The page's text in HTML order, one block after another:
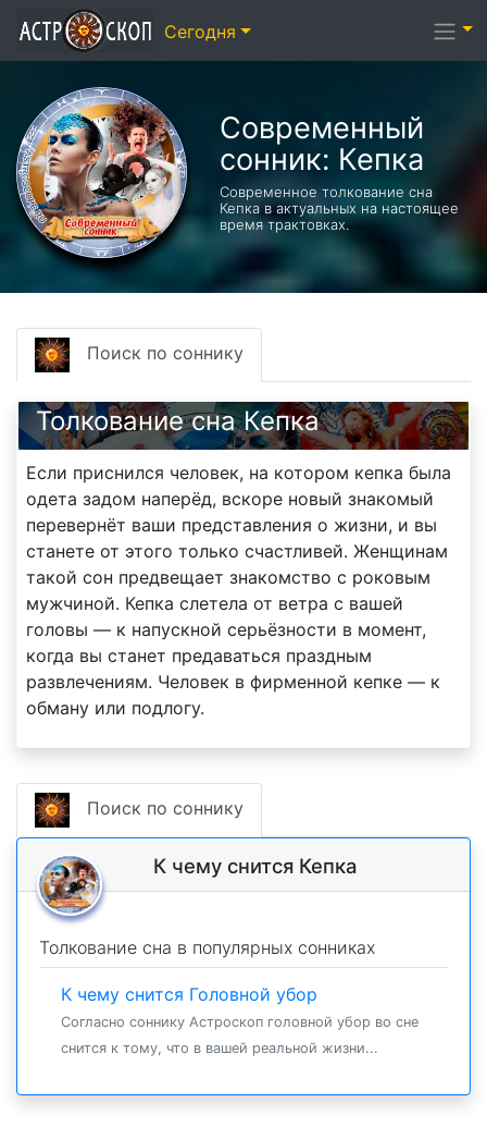
Современный
сонник: Кепка
Современное толкование сна
Кепка в актуальных на настоящее
время трактовках.
Поиск по соннику
Толкование сна Кепка
Если приснился человек, на котором кепка была
одета задом наперёд, вскоре новый знакомый
перевернёт ваши представления о жизни, и вы
станете от этого только счастливей. Женщинам
такой сон предвещает знакомство с роковым
мужчиной. Кепка слетела от ветра с вашей
головы — к напускной серьёзности в момент,
когда вы станет предаваться праздным
развлечениям. Человек в фирменной кепке — к
обману или подлогу.
Поиск по соннику
К чему снится Кепка
Толкование сна в популярных сонниках
К чему снится Головной убор
Согласно соннику Астроскоп головной убор во сне
снится к тому, что в вашей реальной жизни...
Сегодня